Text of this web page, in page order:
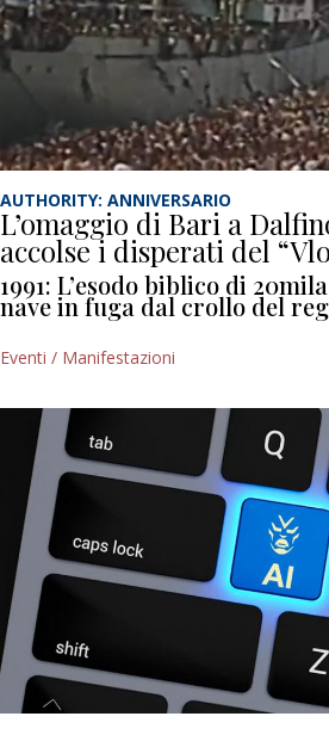
AUTHORITY: ANNIVERSARIO
L’omaggio di Bari a
accolse i disperati del
1991: L’esodo biblico di
nave in fuga dal crollo del
Eventi / Manifestazioni